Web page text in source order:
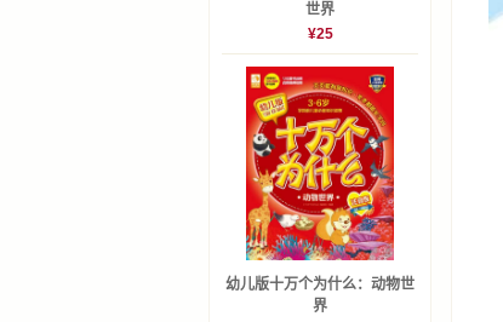
世界
¥25
幼儿版十万个为什么：动物世
界